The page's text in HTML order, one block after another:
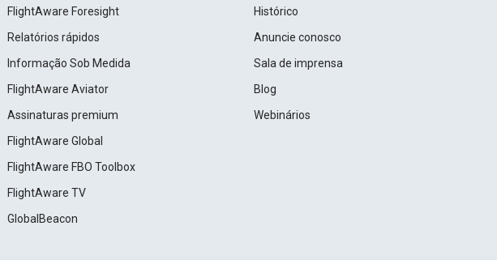
FlightAware Foresight
Relatórios rápidos
Informação Sob Medida
FlightAware Aviator
Assinaturas premium
FlightAware Global
FlightAware FBO Toolbox
FlightAware TV
GlobalBeacon
Histórico
Anuncie conosco
Sala de imprensa
Blog
Webinários